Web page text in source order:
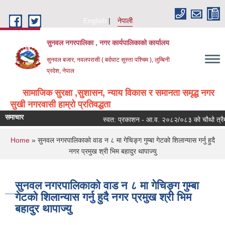
English
नेपाली
सुनवल नगरपालिका , नगर कार्यपालिकाको कार्यालय
सुनवल बजार, नवलपरासी ( बर्दघाट सुस्ता पश्चिम ), लुम्बिनी
प्रदेश, नेपाल
सामाजिक सुरक्षा ,सुशासन, न्याय विकास र समानता समृद्ध नगर
सुखी नगरवासी हाम्रो प्रतिवद्धता
समाचार स्वत: प्रकाशन - आ.व. २०८२/०८३ को चौथो
You are here
Home» सुनवल नगरपालिकाको वाड न ८ मा गेचिङ्ग गुम्बा गेटको शिलान्यास गर्नु हुदै
नगर प्रमुख श्री भिम बहादुर थापाज्यु
सुनवल नगरपालिकाको वाड न ८ मा गेचिङ्ग गुम्बा
गेटको शिलान्यास गर्नु हुदै नगर प्रमुख श्री भिम
बहादुर थापाज्यु